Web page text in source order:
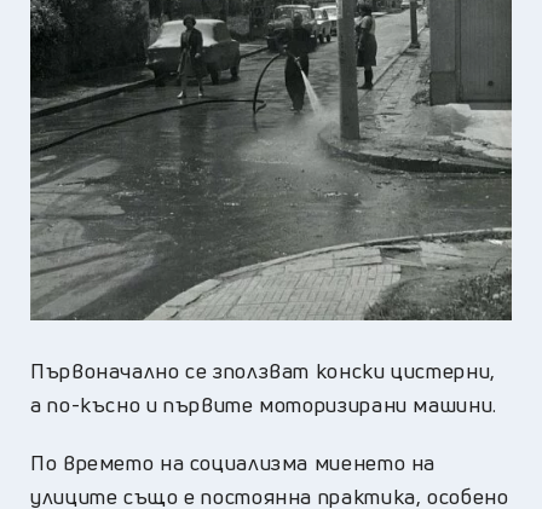
Първоначално се зползват конски цистерни,
а по-късно и първите моторизирани машини.
По времето на социализма миенето на
улиците също е постоянна практика, особено